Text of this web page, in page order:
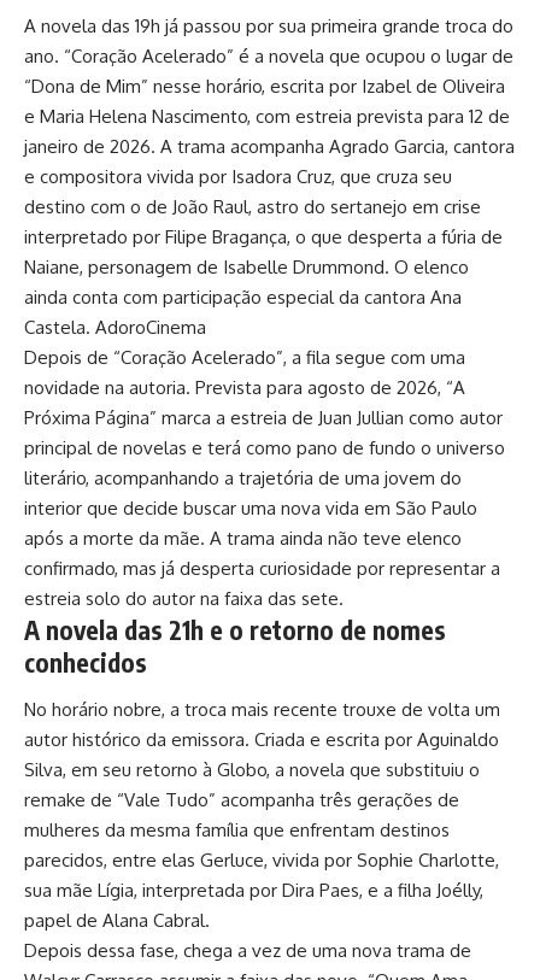
A novela das 19h já passou por sua primeira grande troca do
ano. “Coração Acelerado” é a novela que ocupou o lugar de
“Dona de Mim” nesse horário, escrita por Izabel de Oliveira
e Maria Helena Nascimento, com estreia prevista para 12 de
janeiro de 2026. A trama acompanha Agrado Garcia, cantora
e compositora vivida por Isadora Cruz, que cruza seu
destino com o de João Raul, astro do sertanejo em crise
interpretado por Filipe Bragança, o que desperta a fúria de
Naiane, personagem de Isabelle Drummond. O elenco
ainda conta com participação especial da cantora Ana
Castela. AdoroCinema
Depois de “Coração Acelerado”, a fila segue com uma
novidade na autoria. Prevista para agosto de 2026, “A
Próxima Página” marca a estreia de Juan Jullian como autor
principal de novelas e terá como pano de fundo o universo
literário, acompanhando a trajetória de uma jovem do
interior que decide buscar uma nova vida em São Paulo
após a morte da mãe. A trama ainda não teve elenco
confirmado, mas já desperta curiosidade por representar a
estreia solo do autor na faixa das sete.
A novela das 21h e o retorno de nomes
conhecidos
No horário nobre, a troca mais recente trouxe de volta um
autor histórico da emissora. Criada e escrita por Aguinaldo
Silva, em seu retorno à Globo, a novela que substituiu o
remake de “Vale Tudo” acompanha três gerações de
mulheres da mesma família que enfrentam destinos
parecidos, entre elas Gerluce, vivida por Sophie Charlotte,
sua mãe Lígia, interpretada por Dira Paes, e a filha Joélly,
papel de Alana Cabral.
Depois dessa fase, chega a vez de uma nova trama de